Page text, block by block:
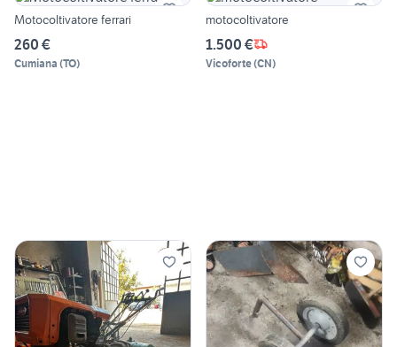
Motocoltivatore ferrari
260 €
Cumiana (TO)
motocoltivatore
1.500 €
Vicoforte(CN)